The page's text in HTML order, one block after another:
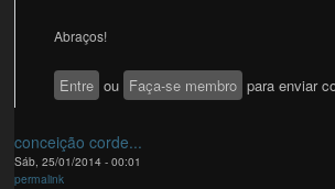
Abraços!
Entre ou Faça-se membro para enviar
conceição corde...
Sáb, 25/01/2014 - 00:01
permalink